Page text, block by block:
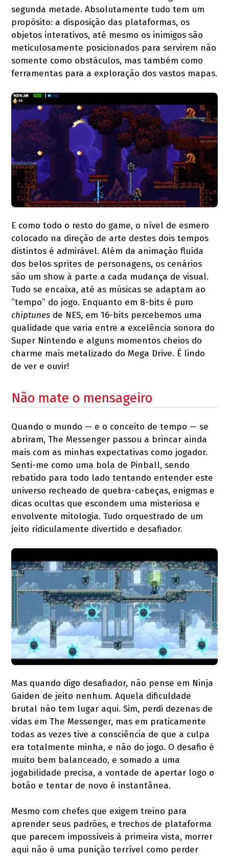
segunda metade. Absolutamente tudo tem um
propósito: a disposição das plataformas, os
objetos interativos, até mesmo os inimigos são
meticulosamente posicionados para servirem não
somente como obstáculos, mas também como
ferramentas para a exploração dos vastos mapas.
E como todo o resto do game, o nível de esmero
colocado na direção de arte destes dois tempos
distintos é admirável. Além da animação fluída
dos belos sprites de personagens, os cenários
são um show à parte a cada mudança de visual.
Tudo se encaixa, até as músicas se adaptam ao
“tempo” do jogo. Enquanto em 8-bits é puro
chiptunes de NES, em 16-bits percebemos uma
qualidade que varia entre a excelência sonora do
Super Nintendo e alguns momentos cheios do
charme mais metalizado do Mega Drive. É lindo
de ver e ouvir!
Não mate o mensageiro
Quando o mundo — e o conceito de tempo — se
abriram, The Messenger passou a brincar ainda
mais com as minhas expectativas como jogador.
Senti-me como uma bola de Pinball, sendo
rebatido para todo lado tentando entender este
universo recheado de quebra-cabeças, enigmas e
dicas ocultas que escondem uma misteriosa e
envolvente mitologia. Tudo orquestrado de um
jeito ridiculamente divertido e desafiador.
Mas quando digo desafiador, não pense em Ninja
Gaiden de jeito nenhum. Aquela dificuldade
brutal não tem lugar aqui. Sim, perdi dezenas de
vidas em The Messenger, mas em praticamente
todas as vezes tive a consciência de que a culpa
era totalmente minha, e não do jogo. O desafio é
muito bem balanceado, e somado a uma
jogabilidade precisa, a vontade de apertar logo o
botão e tentar de novo é instantânea.
Mesmo com chefes que exigem treino para
aprender seus padrões, e trechos de plataforma
que parecem impossíveis à primeira vista, morrer
aqui não é uma punição terrível como perder